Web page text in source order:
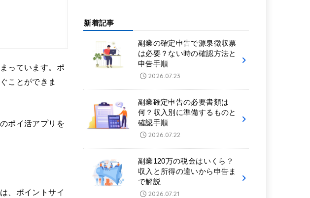
っています。ポ
ことができま
ポイ活アプリを
、ポイントサイ
新着記事
副業の確定申告で源泉徴収票
は必要？ない時の確認方法と
申告手順
2026.07.23
副業確定申告の必要書類は
何？収入別に準備するものと
確認手順
2026.07.22
副業120万の税金はいくら？
収入と所得の違いから申告ま
で解説
2026.07.21